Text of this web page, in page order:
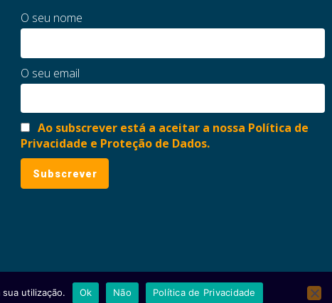
O seu nome
O seu email
Ao subscrever está a aceitar a nossa Política de
Privacidade e Proteção de Dados.
Política de Privacidade e Proteção de Dados
utilização. Ok Não Política de Privacidade